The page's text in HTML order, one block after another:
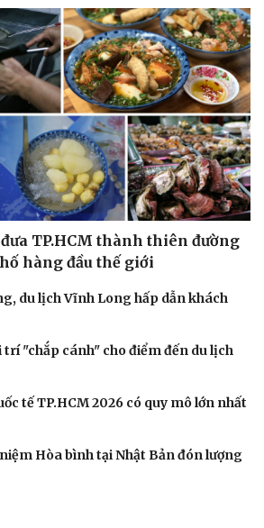
Giải trí
Thời trang
Sao Việt
TP.HCM thành thiên đường
hàng đầu thế giới
du lịch Vĩnh Long hấp dẫn khách
"chắp cánh" cho điểm đến du lịch
tế TP.HCM 2026 có quy mô lớn nhất
Hòa bình tại Nhật Bản đón lượng